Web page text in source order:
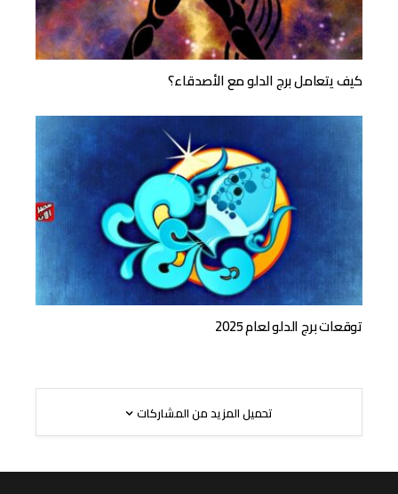
كيف يتعامل برج الدلو مع الأصدقاء؟
توقعات برج الدلو لعام 2025
تحميل المزيد من المشاركات